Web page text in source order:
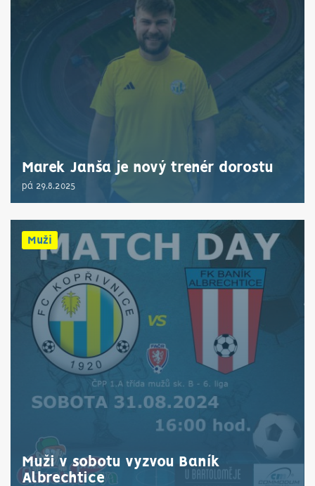
Marek Janša je nový trenér dorostu
pá 29.8.2025
Muži
Muži v sobotu vyzvou Baník
Albrechtice